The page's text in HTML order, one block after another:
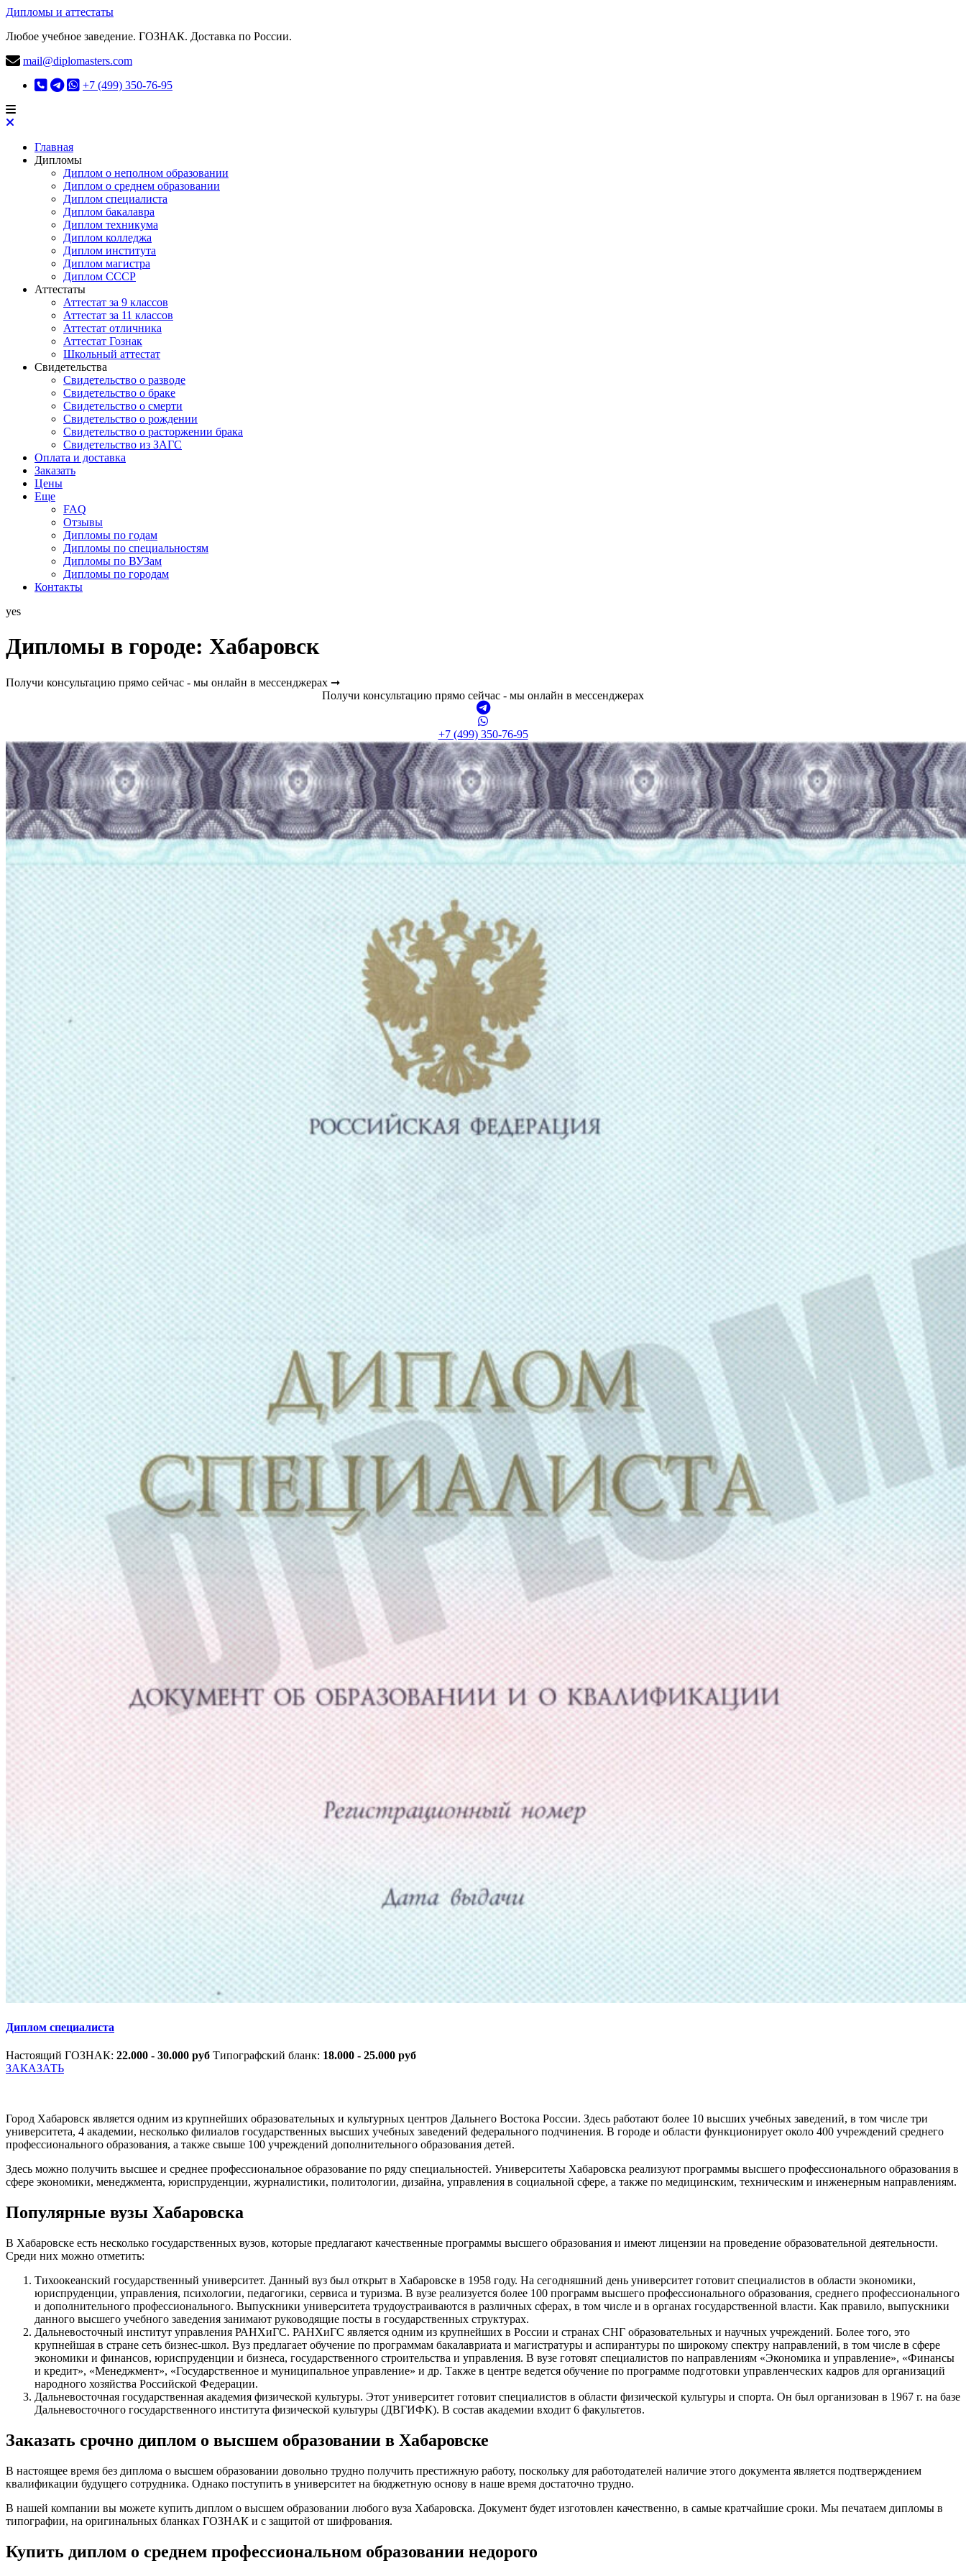
Дипломы и аттестаты
Любое учебное заведение. ГОЗНАК. Доставка по России.
mail@diplomasters.com
+7 (499) 350-76-95
Главная
Дипломы
Диплом о неполном образовании
Диплом о среднем образовании
Диплом специалиста
Диплом бакалавра
Диплом техникума
Диплом колледжа
Диплом института
Диплом магистра
Диплом СССР
Аттестаты
Аттестат за 9 классов
Аттестат за 11 классов
Аттестат отличника
Аттестат Гознак
Школьный аттестат
Свидетельства
Свидетельство о разводе
Свидетельство о браке
Свидетельство о смерти
Свидетельство о рождении
Свидетельство о расторжении брака
Свидетельство из ЗАГС
Оплата и доставка
Заказать
Цены
Еще
FAQ
Отзывы
Дипломы по годам
Дипломы по специальностям
Дипломы по ВУЗам
Дипломы по городам
Контакты
yes
Дипломы в городе: Хабаровск
Получи консультацию прямо сейчас - мы онлайн в мессенджерах ➞
Получи консультацию прямо сейчас - мы онлайн в мессенджерах
+7 (499) 350-76-95
Диплом специалиста
Настоящий ГОЗНАК: 22.000 - 30.000 руб Типографский бланк: 18.000 - 25.000 руб
ЗАКАЗАТЬ
Город Хабаровск является одним из крупнейших образовательных и культурных центров Дальнего Востока России. Здесь работают более 10 высших учебных заведений, в том числе три
университета, 4 академии, несколько филиалов государственных высших учебных заведений федерального подчинения. В городе и области функционирует около 400 учреждений среднего
профессионального образования, а также свыше 100 учреждений дополнительного образования детей.
Здесь можно получить высшее и среднее профессиональное образование по ряду специальностей. Университеты Хабаровска реализуют программы высшего профессионального образования в
сфере экономики, менеджмента, юриспруденции, журналистики, политологии, дизайна, управления в социальной сфере, а также по медицинским, техническим и инженерным направлениям.
Популярные вузы Хабаровска
В Хабаровске есть несколько государственных вузов, которые предлагают качественные программы высшего образования и имеют лицензии на проведение образовательной деятельности.
Среди них можно отметить:
Тихоокеанский государственный университет. Данный вуз был открыт в Хабаровске в 1958 году. На сегодняшний день университет готовит специалистов в области экономики,
юриспруденции, управления, психологии, педагогики, сервиса и туризма. В вузе реализуется более 100 программ высшего профессионального образования, среднего профессионального
и дополнительного профессионального. Выпускники университета трудоустраиваются в различных сферах, в том числе и в органах государственной власти. Как правило, выпускники
данного высшего учебного заведения занимают руководящие посты в государственных структурах.
Дальневосточный институт управления РАНХиГС. РАНХиГС является одним из крупнейших в России и странах СНГ образовательных и научных учреждений. Более того, это
крупнейшая в стране сеть бизнес-школ. Вуз предлагает обучение по программам бакалавриата и магистратуры и аспирантуры по широкому спектру направлений, в том числе в сфере
экономики и финансов, юриспруденции и бизнеса, государственного строительства и управления. В вузе готовят специалистов по направлениям «Экономика и управление», «Финансы
и кредит», «Менеджмент», «Государственное и муниципальное управление» и др. Также в центре ведется обучение по программе подготовки управленческих кадров для организаций
народного хозяйства Российской Федерации.
Дальневосточная государственная академия физической культуры. Этот университет готовит специалистов в области физической культуры и спорта. Он был организован в 1967 г. на базе
Дальневосточного государственного института физической культуры (ДВГИФК). В состав академии входит 6 факультетов.
Заказать срочно диплом о высшем образовании в Хабаровске
В настоящее время без диплома о высшем образовании довольно трудно получить престижную работу, поскольку для работодателей наличие этого документа является подтверждением
квалификации будущего сотрудника. Однако поступить в университет на бюджетную основу в наше время достаточно трудно.
В нашей компании вы можете купить диплом о высшем образовании любого вуза Хабаровска. Документ будет изготовлен качественно, в самые кратчайшие сроки. Мы печатаем дипломы в
типографии, на оригинальных бланках ГОЗНАК и с защитой от шифрования.
Купить диплом о среднем профессиональном образовании недорого